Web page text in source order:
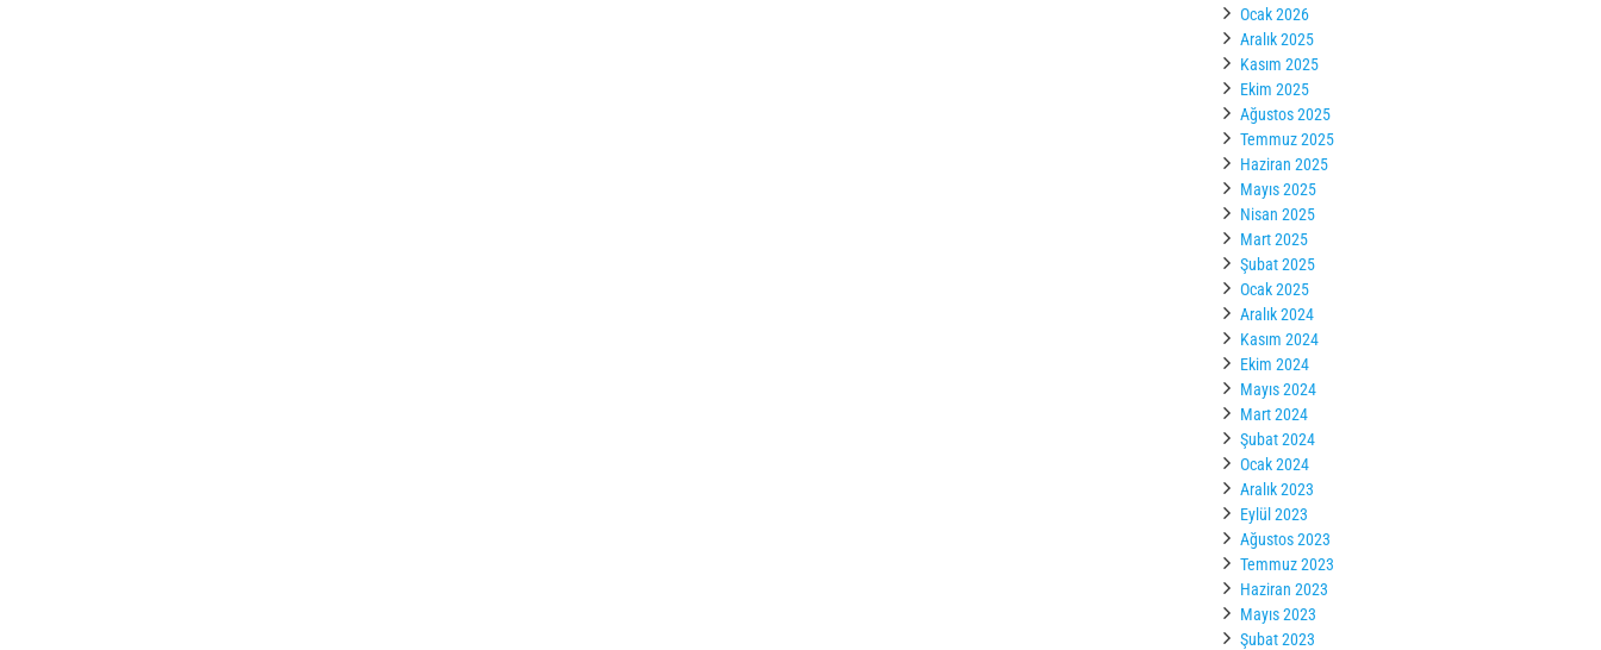
Ocak 2026
Aralık 2025
Kasım 2025
Ekim 2025
Ağustos 2025
Temmuz 2025
Haziran 2025
Mayıs 2025
Nisan 2025
Mart 2025
Şubat 2025
Ocak 2025
Aralık 2024
Kasım 2024
Ekim 2024
Mayıs 2024
Mart 2024
Şubat 2024
Ocak 2024
Aralık 2023
Eylül 2023
Ağustos 2023
Temmuz 2023
Haziran 2023
Mayıs 2023
Şubat 2023